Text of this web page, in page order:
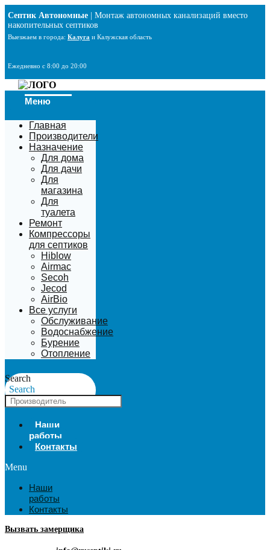
к
содержимому
Септик Автономные | Монтаж автономных канализаций вместо
накопительных септиков
Выезжаем в города: Калуга и Калужская область
Ежедневно с 8:00 до 20:00
Меню
Главная
Производители
Назначение
Для дома
Для дачи
Для
магазина
Для
туалета
Ремонт
Компрессоры
для септиков
Hiblow
Airmac
Secoh
Jecod
AirBio
Все услуги
Обслуживание
Водоснабжение
Бурение
Отопление
Search
Search
Наши
работы
Контакты
Menu
Наши
работы
Контакты
Вызвать замерщика